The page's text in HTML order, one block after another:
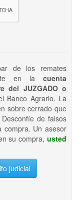
de los remates
en la cuenta
del JUZGADO o
Banco Agrario. La
sobre cerrado que
de falsos
compra. Un asesor
su compra, usted
judicial